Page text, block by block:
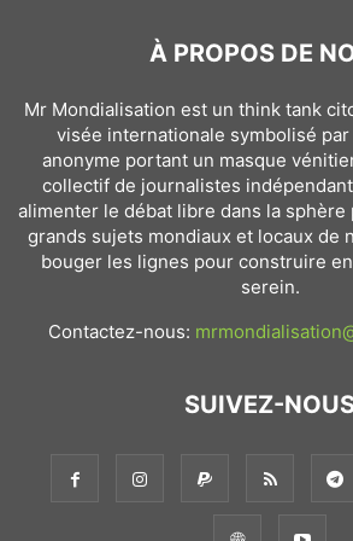
À PROPOS DE
Mr Mondialisation est un think tank
visée internationale symbolisé
anonyme portant un masque
collectif de journalistes
alimenter le débat libre dans la
grands sujets mondiaux et locaux de
bouger les lignes pour construire
serein.
Contactez-nous:
SUIVEZ-